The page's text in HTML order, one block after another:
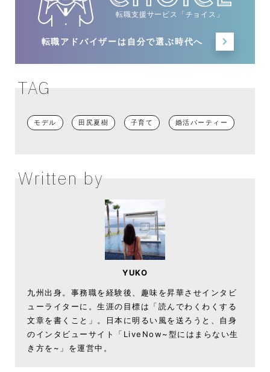
転職支援サービス「チョイス」
転職アドバイザーは 自分で選ぶ時代へ
TAG
モデル 田尻夏樹 子育て 婚活パーティー
Written by
YUKO
九州出身。事務職を経験後、趣味を昇華させインタビ
ューライターに。生涯の目標は「読んでわくわくする
文章を書くこと」。日本に明るい風を送ろうと、自身
のインタビューサイト「LiveNow~型にはまらない生
き方を~」を運営中。